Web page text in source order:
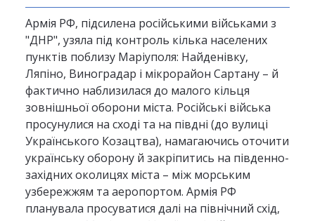
Армія РФ, підсилена російськими військами з
"ДНР", узяла під контроль кілька населених
пунктів поблизу Маріуполя: Найденівку,
Ляпіно, Виноградар і мікрорайон Сартану – й
фактично наблизилася до малого кільця
зовнішньої оборони міста. Російські війська
просунулися на сході та на півдні (до вулиці
Українського Козацтва), намагаючись оточити
українську оборону й закріпитись на південно-
західних околицях міста – між морським
узбережжям та аеропортом. Армія РФ
планувала просуватися далі на північний схід,